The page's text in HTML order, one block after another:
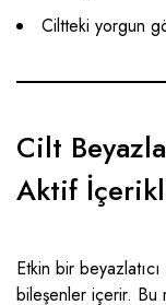
Ciltteki yorgun
Cilt
Aktif
Etkin bir
bileşenler içerir. Bu